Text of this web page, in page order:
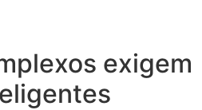
exigem